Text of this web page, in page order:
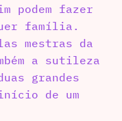
podem fazer
família.
mestras da
a sutileza
grandes
de um